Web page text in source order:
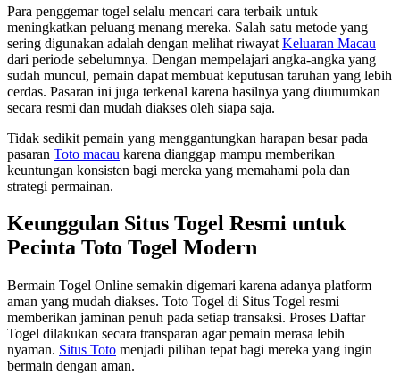
Para penggemar togel selalu mencari cara terbaik untuk
meningkatkan peluang menang mereka. Salah satu metode yang
sering digunakan adalah dengan melihat riwayat Keluaran Macau
dari periode sebelumnya. Dengan mempelajari angka-angka yang
sudah muncul, pemain dapat membuat keputusan taruhan yang lebih
cerdas. Pasaran ini juga terkenal karena hasilnya yang diumumkan
secara resmi dan mudah diakses oleh siapa saja.
Tidak sedikit pemain yang menggantungkan harapan besar pada
pasaran Toto macau karena dianggap mampu memberikan
keuntungan konsisten bagi mereka yang memahami pola dan
strategi permainan.
Keunggulan Situs Togel Resmi untuk
Pecinta Toto Togel Modern
Bermain Togel Online semakin digemari karena adanya platform
aman yang mudah diakses. Toto Togel di Situs Togel resmi
memberikan jaminan penuh pada setiap transaksi. Proses Daftar
Togel dilakukan secara transparan agar pemain merasa lebih
nyaman. Situs Toto menjadi pilihan tepat bagi mereka yang ingin
bermain dengan aman.